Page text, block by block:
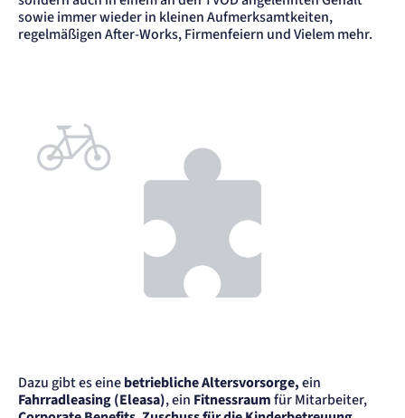
sowie immer wieder in kleinen Aufmerksamtkeiten,
regelmäßigen After-Works, Firmenfeiern und Vielem mehr.
Dazu gibt es einebetriebliche Altersvorsorge,ein
Fahrradleasing (Eleasa), ein Fitnessraumfür Mitarbeiter,